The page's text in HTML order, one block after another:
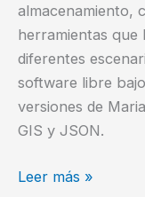
almacenamiento,
herramientas que
diferentes
software libre
versiones de
GIS y JSON.
Cómo
Leer más »